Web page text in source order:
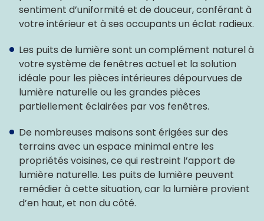
sentiment d’uniformité et de douceur, conférant à
votre intérieur et à ses occupants un éclat radieux.
Les puits de lumière sont un complément naturel à
votre système de fenêtres actuel et la solution
idéale pour les pièces intérieures dépourvues de
lumière naturelle ou les grandes pièces
partiellement éclairées par vos fenêtres.
De nombreuses maisons sont érigées sur des
terrains avec un espace minimal entre les
propriétés voisines, ce qui restreint l’apport de
lumière naturelle. Les puits de lumière peuvent
remédier à cette situation, car la lumière provient
d’en haut, et non du côté.